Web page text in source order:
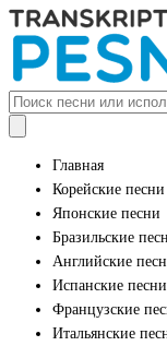
Главная
Корейские песни
Японские песни
Бразильские
Английские
Испанские песни
Французские
Итальянские